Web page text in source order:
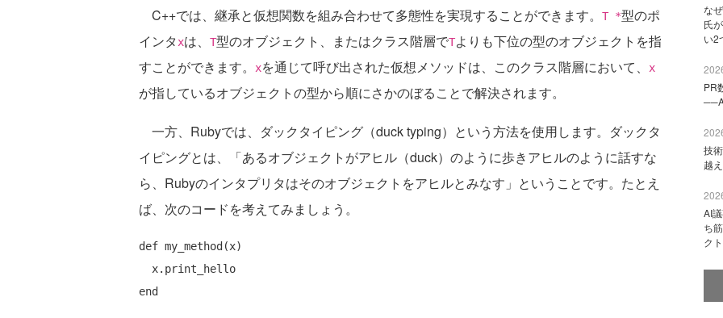
C++では、継承と仮想関数を組み合わせて多態性を実現することができます。 T *型のポ
インタxは、 T型のオブジェクト、またはクラス階層でTよりも下位の型のオブジェクトを指
すことができます。
xを通じて呼び出された仮想メソッドは、このクラス階層において、 x
が指しているオブジェクトの型から順にさかのぼることで解決されます。
一方、Rubyでは、ダックタイピング（duck typing）という方法を使用します。ダックタ
イピングとは、「あるオブジェクトがアヒル（duck）のように歩きアヒルのように話すな
ら、Rubyのインタプリタはそのオブジェクトをアヒルとみなす」ということです。たとえ
ば、次のコードを考えてみましょう。
def my_method(x)
end
な
氏
い2
PR
技
越
AI
ち
ク